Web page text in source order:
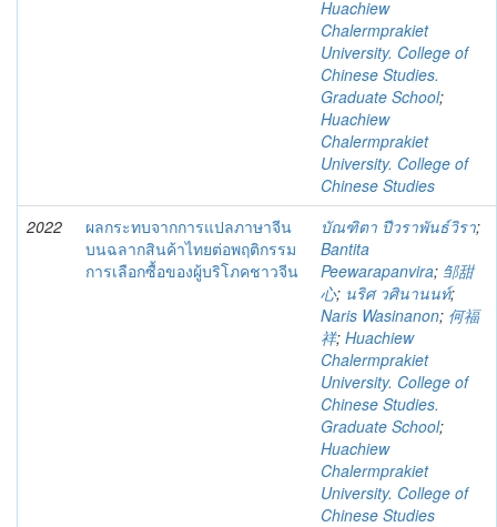
Huachiew
Chalermprakiet
University. College of
Chinese Studies.
Graduate School;
Huachiew
Chalermprakiet
University. College of
Chinese Studies
2022
ผลกระทบจากการแปลภาษาจีน
บนฉลากสินค้าไทยต่อพฤติกรรม
การเลือกซื้อของผู้บริโภคชาวจีน
บัณฑิตา ปีวราพันธ์วิรา;
Bantita
Peewarapanvira; 邹甜
心; นริศ วศินานนท์;
Naris Wasinanon; 何福
祥; Huachiew
Chalermprakiet
University. College of
Chinese Studies.
Graduate School;
Huachiew
Chalermprakiet
University. College of
Chinese Studies